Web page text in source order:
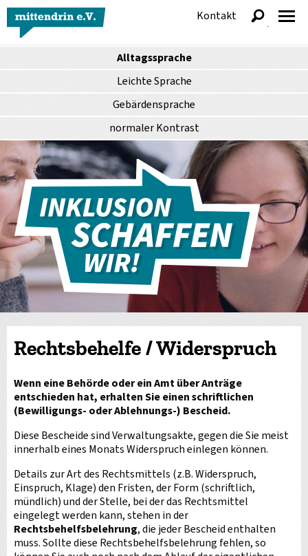
Alltagssprache
Leichte Sprache
Gebärdensprache
normalerKontrast
Kontakt
anzeigen
Rechtsbehelfe / Widerspruch
Wenn eine Behörde oder ein Amt über Anträge
entschieden hat, erhalten Sie einen schriftlichen
(Bewilligungs- oder Ablehnungs-) Bescheid.
Diese Bescheide sind Verwaltungsakte, gegen die Sie meist
innerhalb eines Monats Widerspruch einlegen können.
Details zur Art des Rechtsmittels (z.B. Widerspruch,
Einspruch, Klage) den Fristen, der Form (schriftlich,
mündlich) und der Stelle, bei der das Rechtsmittel
eingelegt werden kann, stehen in der
Rechtsbehelfsbelehrung, die jeder Bescheid enthalten
muss. Sollte diese Rechtsbehelfsbelehrung fehlen, so